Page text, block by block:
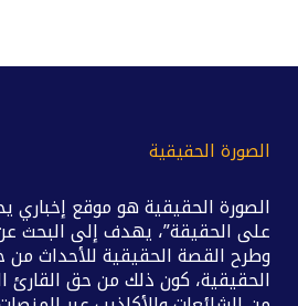
الصورة الحقيقية
الصورة الحقيقية هو موقع إخباري
على الحقيقة”، يهدف إلى البحث
وطرح القصة الحقيقية للأحداث من
الحقيقية، كون ذلك من حق القارئ